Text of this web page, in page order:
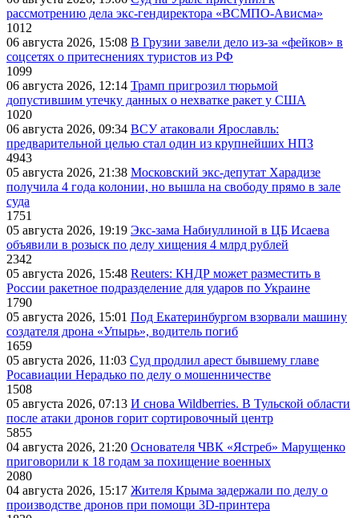
рассмотрению дела экс-гендиректора «ВСМПО-Ависма»
1012
06 августа 2026, 15:08 В Грузии завели дело из-за «фейков» в
соцсетях о притеснениях туристов из РФ
1099
06 августа 2026, 12:14 Трамп пригрозил тюрьмой
допустившим утечку данных о нехватке ракет у США
1020
06 августа 2026, 09:34 ВСУ атаковали Ярославль:
предварительной целью стал один из крупнейших НПЗ
4943
05 августа 2026, 21:38 Московский экс-депутат Харадизе
получила 4 года колонии, но вышла на свободу прямо в зале
суда
1751
05 августа 2026, 19:19 Экс-зама Набиуллиной в ЦБ Исаева
объявили в розыск по делу хищения 4 млрд рублей
2342
05 августа 2026, 15:48 Reuters: КНДР может разместить в
России ракетное подразделение для ударов по Украине
1790
05 августа 2026, 15:01 Под Екатеринбургом взорвали машину
создателя дрона «Упырь», водитель погиб
1659
05 августа 2026, 11:03 Суд продлил арест бывшему главе
Росавиации Нерадько по делу о мошенничестве
1508
05 августа 2026, 07:13 И снова Wildberries. В Тульской области
после атаки дронов горит сортировочный центр
5855
04 августа 2026, 21:20 Основателя ЧВК «Ястреб» Марущенко
приговорили к 18 годам за похищение военных
2080
04 августа 2026, 15:17 Жителя Крыма задержали по делу о
производстве дронов при помощи 3D‑принтера